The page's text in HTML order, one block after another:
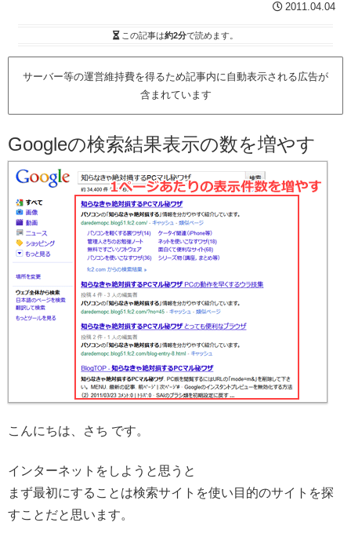
2011.04.04
この記事は約2分で読めます。
サーバー等の運営維持費を得るため記事内に自動表示される広告が
含まれています
Googleの検索結果表示の数を増やす
こんにちは、さち です。
インターネットをしようと思うと
まず最初にすることは検索サイトを使い目的のサイトを探
すことだと思います。